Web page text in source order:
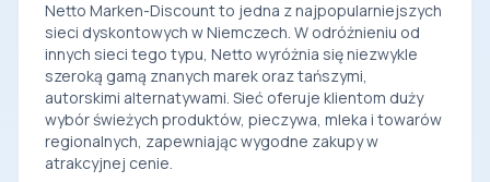
Netto Marken-Discount to jedna z najpopularniejszych
sieci dyskontowych w Niemczech. W odróżnieniu od
innych sieci tego typu, Netto wyróżnia się niezwykle
szeroką gamą znanych marek oraz tańszymi,
autorskimi alternatywami. Sieć oferuje klientom duży
wybór świeżych produktów, pieczywa, mleka i towarów
regionalnych, zapewniając wygodne zakupy w
atrakcyjnej cenie.